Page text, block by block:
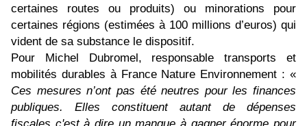
certaines routes ou produits) ou minorations pour
certaines régions (estimées à 100 millions d’euros) qui
vident de sa substance le dispositif.
Pour Michel Dubromel, responsable transports et
mobilités durables à France Nature Environnement : «
Ces mesures n’ont pas été neutres pour les finances
publiques. Elles constituent autant de dépenses
fiscales c'est à dire un manque à gagner énorme pour